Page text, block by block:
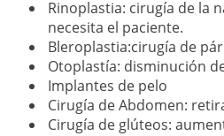
Rinoplastia: cirugía de la
necesita el paciente.
Bleroplastia:cirugía de
Otoplastía: disminución
Implantes de pelo
Cirugía de Abdomen:
Cirugía de glúteos: